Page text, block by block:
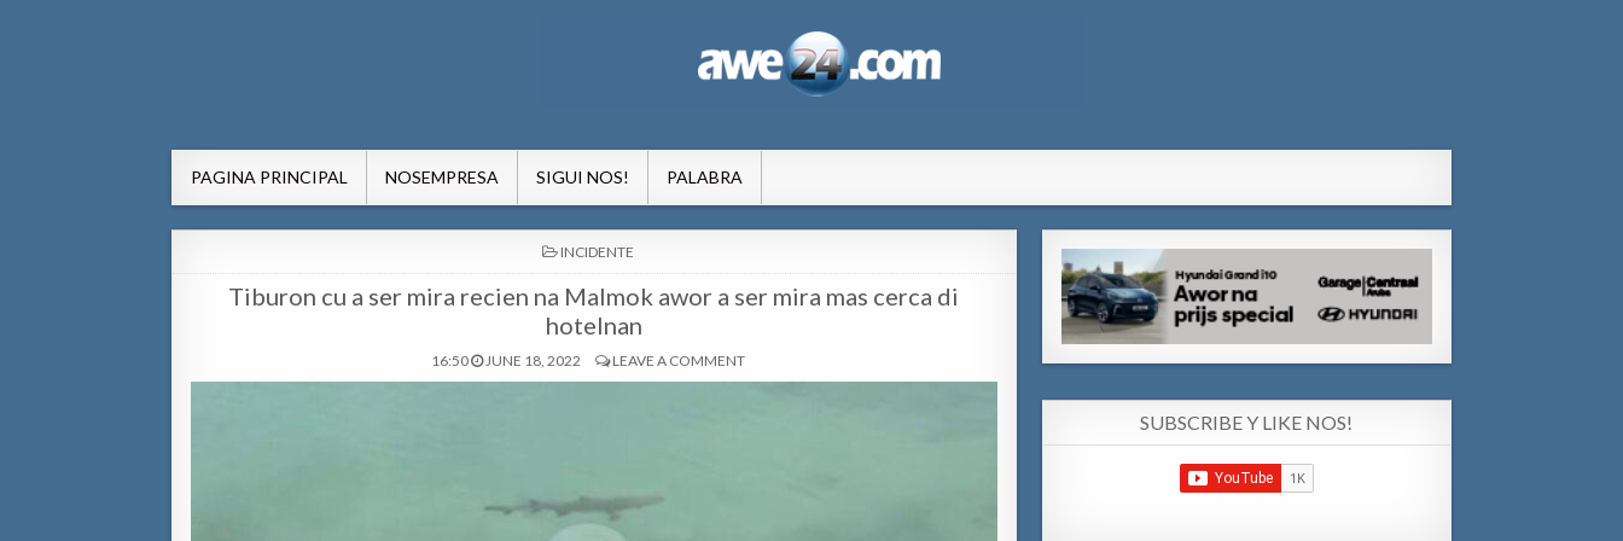
PAGINA PRINCIPAL NOSEMPRESA SIGUI NOS! PALABRA
POSTED
IN
INCIDENTE
Tiburon cu a ser mira recien na Malmok awor a ser mira mas cerca di
hotelnan
16:50 JUNE 18, 2022 LEAVE A COMMENT
SUBSCRIBE Y LIKE NOS!